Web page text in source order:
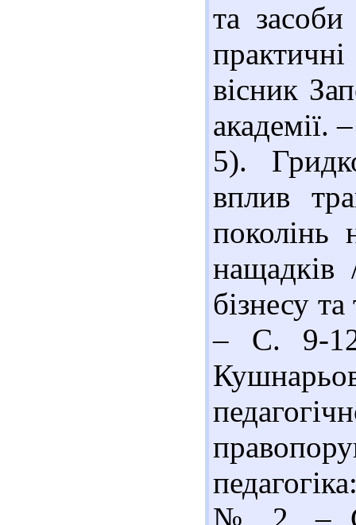
та
вісник
5).
вплив
поколінь
нащадків
бізнесу
– С. 9-